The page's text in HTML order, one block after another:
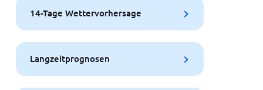
14-Tage Wettervorhersage
Langzeitprognosen